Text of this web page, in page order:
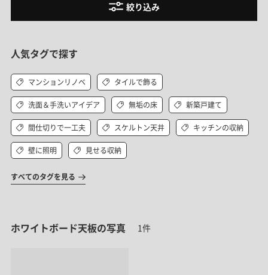
絞り込み
人気タグで探す
マンションリノベ タイルで飾る
洗面＆手洗いアイデア 無垢の床 新築戸建て
間仕切りで一工夫 スケルトン天井 キッチンの収納
壁に照明 見せる収納
すべてのタグを見る
ホワイトボード天板の写真 1件